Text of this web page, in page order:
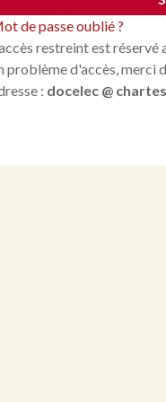
de passe oublié ?
restreint est réservé
problème d'accès, merci
: docelec @